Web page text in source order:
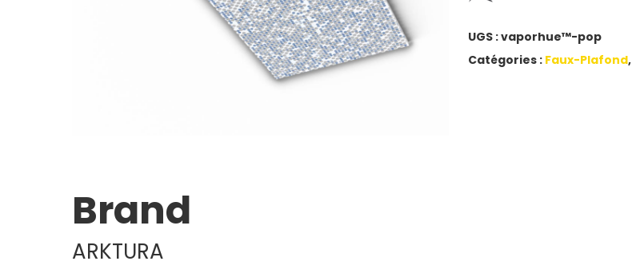
UGS :vaporhue™-pop
Catégories : Faux-Plafond,
Brand
ARKTURA